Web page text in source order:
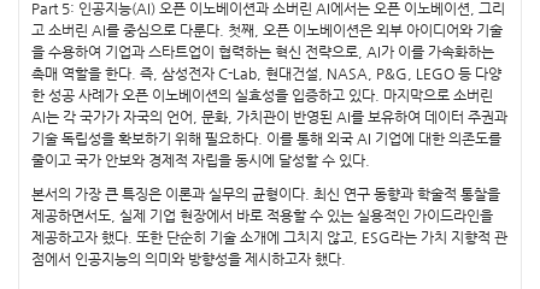
Part 5: 인공지능(AI) 오픈 이노베이션과 소버린 AI에서는 오픈 이노베이션, 그리
고 소버린 AI를 중심으로 다룬다. 첫째, 오픈 이노베이션은 외부 아이디어와 기술
을 수용하여 기업과 스타트업이 협력하는 혁신 전략으로, AI가 이를 가속화하는
촉매 역할을 한다. 즉, 삼성전자 C-Lab, 현대건설, NASA, P&G, LEGO 등 다양
한 성공 사례가 오픈 이노베이션의 실효성을 입증하고 있다. 마지막으로 소버린
AI는 각 국가가 자국의 언어, 문화, 가치관이 반영된 AI를 보유하여 데이터 주권과
기술 독립성을 확보하기 위해 필요하다. 이를 통해 외국 AI 기업에 대한 의존도를
줄이고 국가 안보와 경제적 자립을 동시에 달성할 수 있다.
본서의 가장 큰 특징은 이론과 실무의 균형이다. 최신 연구 동향과 학술적 통찰을
제공하면서도, 실제 기업 현장에서 바로 적용할 수 있는 실용적인 가이드라인을
제공하고자 했다. 또한 단순히 기술 소개에 그치지 않고, ESG라는 가치 지향적 관
점에서 인공지능의 의미와 방향성을 제시하고자 했다.